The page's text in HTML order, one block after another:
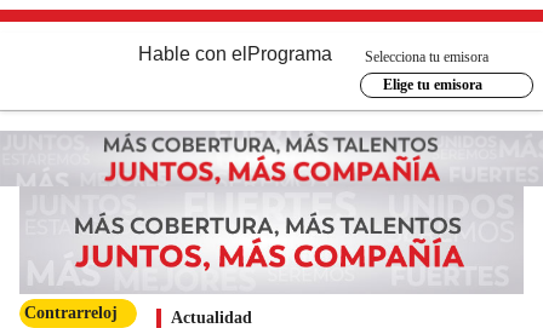
Hable con el Programa
Selecciona tu emisora
Elige tu emisora
Contrarreloj Actualidad